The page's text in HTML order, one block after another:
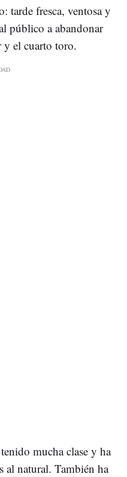
tarde fresca, ventosa y
público a abandonar
y el cuarto toro.
mucha clase y ha
al natural. También ha